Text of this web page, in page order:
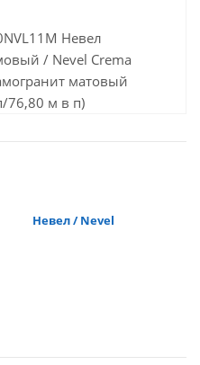
Невел
/ Nevel Crema
матовый
76,80 м в п)
Невел / Nevel